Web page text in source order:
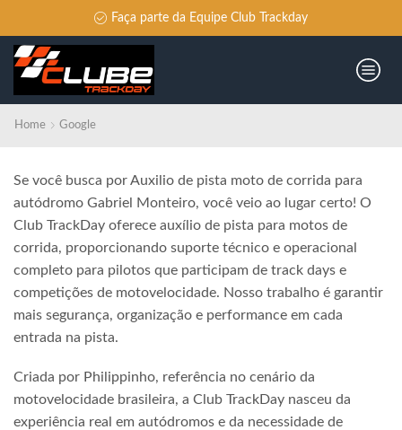
Faça parte da Equipe Club Trackday
Home Google
Se você busca por Auxilio de pista moto de corrida para
autódromo Gabriel Monteiro, você veio ao lugar certo! O
Club TrackDay oferece auxílio de pista para motos de
corrida, proporcionando suporte técnico e operacional
completo para pilotos que participam de track days e
competições de motovelocidade. Nosso trabalho é garantir
mais segurança, organização e performance em cada
entrada na pista.
Criada por Philippinho, referência no cenário da
motovelocidade brasileira, a Club TrackDay nasceu da
experiência real em autódromos e da necessidade de